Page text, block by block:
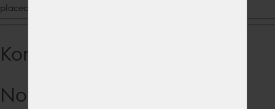
placeat quia ratione velit?
Komentáře ke článku
Nový komentář